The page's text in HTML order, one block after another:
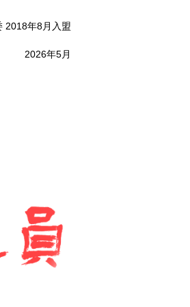
2018年8月入盟
2026年5月